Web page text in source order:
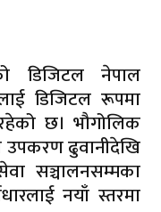
डिजिटल नेपाल
डिजिटल रूपमा
छ। भौगोलिक
उपकरण ढुवानीदेखि
सञ्चालनसम्मका
नयाँ स्तरमा